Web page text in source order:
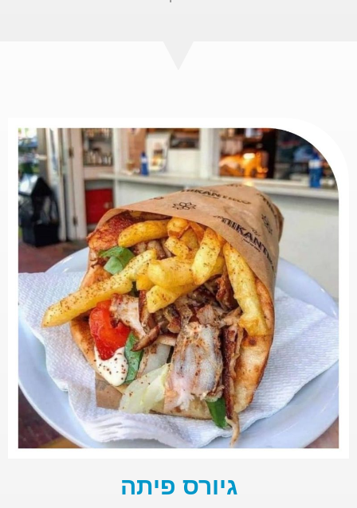
גיורס פיתה